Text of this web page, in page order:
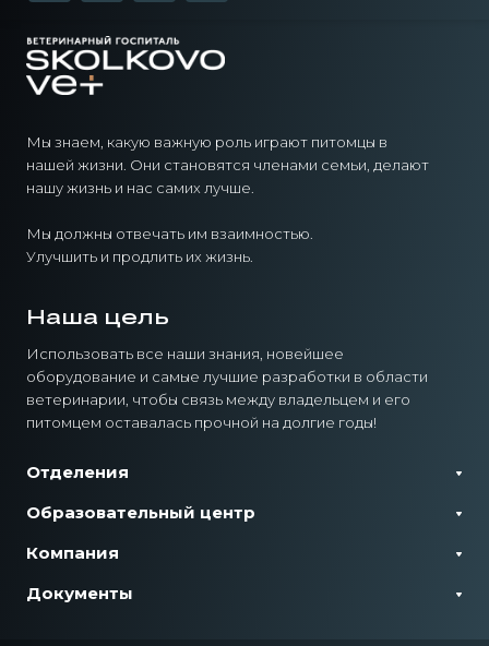
Мы знаем, какую важную роль играют питомцы в
нашей жизни. Они становятся членами семьи, делают
нашу жизнь и нас самих лучше.
Мы должны отвечать им взаимностью.
Улучшить и продлить их жизнь.
Наша цель
Использовать все наши знания, новейшее
оборудование и самые лучшие разработки в области
ветеринарии, чтобы связь между владельцем и его
питомцем оставалась прочной на долгие годы!
Отделения
Образовательный центр
Компания
Документы